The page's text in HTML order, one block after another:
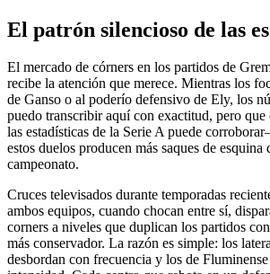
El patrón silencioso de las
El mercado de córners en los partidos de
recibe la atención que merece. Mientras los
de Ganso o al poderío defensivo de Ely, los
puedo transcribir aquí con exactitud, pero
las estadísticas de la Serie A puede
estos duelos producen más saques de esquina
campeonato.
Cruces televisados durante temporadas
ambos equipos, cuando chocan entre sí,
corners a niveles que duplican los partidos
más conservador. La razón es simple: los
desbordan con frecuencia y los de